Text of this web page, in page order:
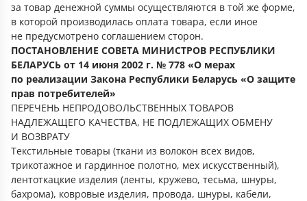
за товар денежной суммы осуществляются в той же форме,
в которой производилась оплата товара, если иное
не предусмотрено соглашением сторон.
ПОСТАНОВЛЕНИЕ СОВЕТА МИНИСТРОВ РЕСПУБЛИКИ
БЕЛАРУСЬ от 14 июня 2002 г. № 778 «О мерах
по реализации Закона Республики Беларусь «О защите
прав потребителей»
ПЕРЕЧЕНЬ НЕПРОДОВОЛЬСТВЕННЫХ ТОВАРОВ
НАДЛЕЖАЩЕГО КАЧЕСТВА, НЕ ПОДЛЕЖАЩИХ ОБМЕНУ
И ВОЗВРАТУ
Текстильные товары (ткани из волокон всех видов,
трикотажное и гардинное полотно, мех искусственный),
лентоткацкие изделия (ленты, кружево, тесьма, шнуры,
бахрома), ковровые изделия, провода, шнуры, кабели,